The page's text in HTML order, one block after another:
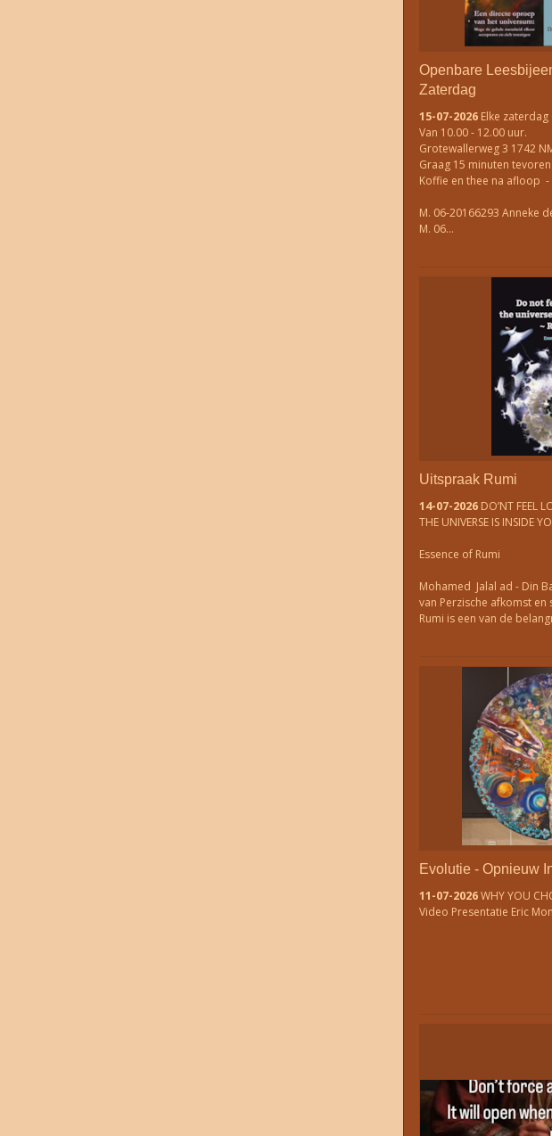
Openbare
Zaterdag
15-07-2026 Elke
Van 10.00 - 12.00 uur.
Grotewallerweg 3 1742
Graag 15 minuten
Koffie en thee na afloop
M. 06-20166293 Anneke
M. 06…
Uitspraak Rumi
14-07-2026 DO’NT FEEL
THE UNIVERSE IS INSIDE
Essence of Rumi
Mohamed Jalal ad - Din
van Perzische afkomst en
Rumi is een van de
Evolutie - Opnieuw
11-07-2026WHY YOU
Video Presentatie Eric